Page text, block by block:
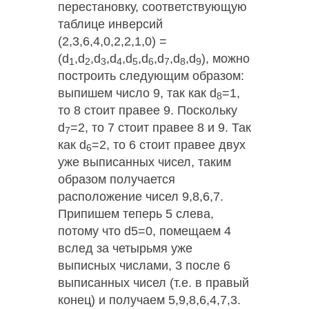
перестановку, соответствующую
таблице инверсий
(2,3,6,4,0,2,2,1,0) =
(d1 ,d2,d3,d4,d5,d6,d7,d8,d9), можно
построить следующим образом:
выпишем число 9, так как d8=1,
то 8 стоит правее 9. Поскольку
d7=2, то 7 стоит правее 8 и 9. Так
как d6=2, то 6 стоит правее двух
уже выписанных чисел, таким
образом получается
расположение чисел 9,8,6,7.
Припишем теперь 5 слева,
потому что d5=0, помещаем 4
вслед за четырьмя уже
выписных числами, 3 после 6
выписанных чисел (т.е. в правый
конец) и получаем 5,9,8,6,4,7,3.